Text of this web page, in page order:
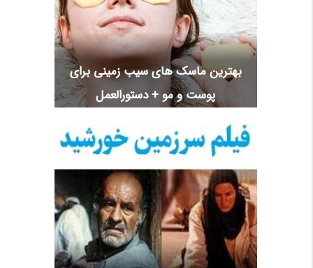
بهترین ماسک های سیب زمینی برای
پوست و مو + دستورالعمل